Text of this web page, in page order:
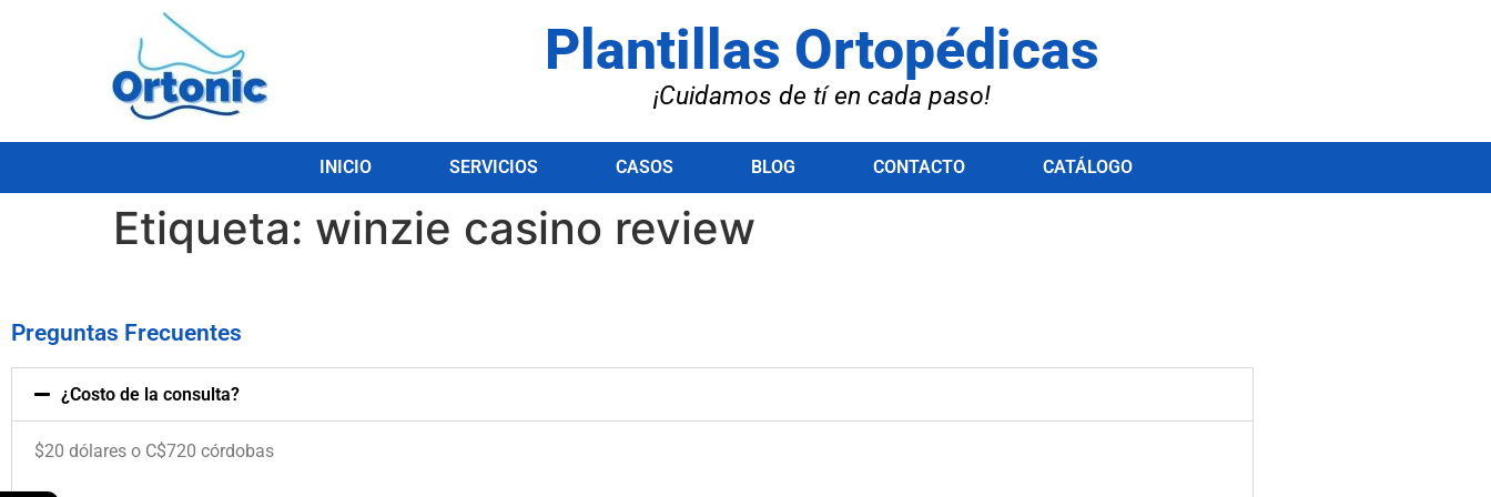
Plantillas Ortopédicas
¡Cuidamos de tí en cada paso!
INICIO SERVICIOS CASOS BLOG CONTACTO CATÁLOGO
Etiqueta: winzie casino review
Preguntas Frecuentes
¿Costo de la consulta?
$20 dólares o C$720 córdobas